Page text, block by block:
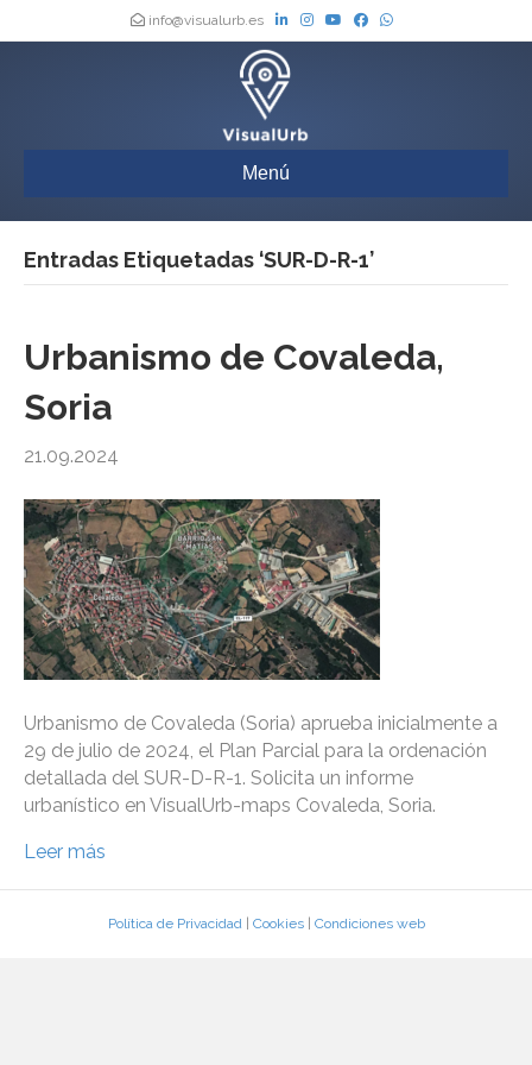
info@visualurb.es
Menú
Entradas Etiquetadas ‘SUR-D-R-1’
Urbanismo de Covaleda,
Soria
21.09.2024
Urbanismo de Covaleda (Soria) aprueba inicialmente a
29 de julio de 2024, el Plan Parcial para la ordenación
detallada del SUR-D-R-1. Solicita un informe
urbanístico en VisualUrb-maps Covaleda, Soria.
Leer más
Política de Privacidad| Cookies| Condiciones web